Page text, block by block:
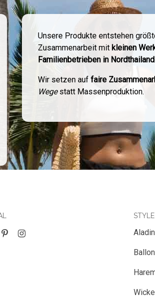
Unsere Produkte entstehen
Zusammenarbeit mit kleinen
Familienbetrieben in Nordthailand.
Wir setzen auf faire
Wegestatt Massenproduktion.